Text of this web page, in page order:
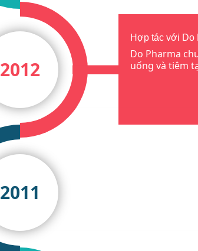
2012
Hợp tác với Do
Do Pharma
uống và tiêm
2011